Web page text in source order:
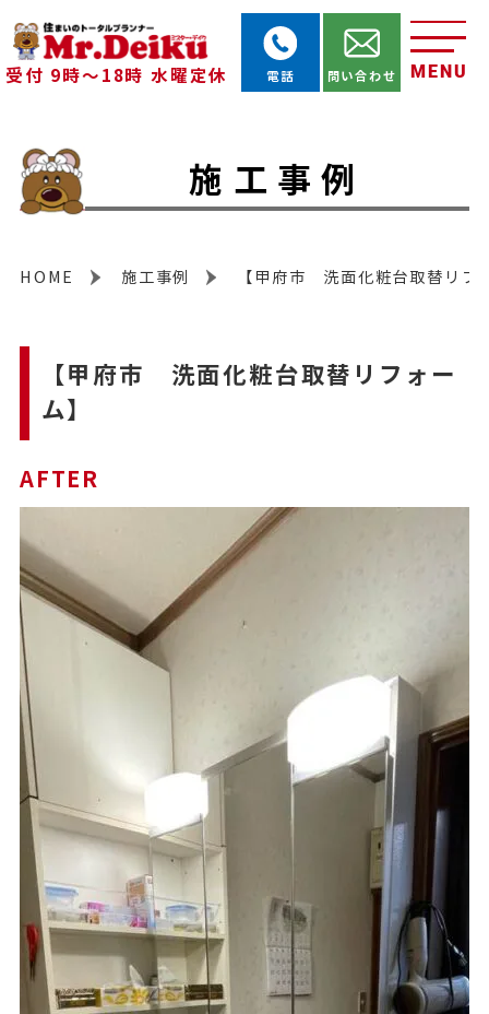
受付 9時～18時 水曜定休 MENU
電話 問い合わせ
施工事例
HOME 施工事例 【甲府市 洗面化粧台取替リフ
【甲府市 洗面化粧台取替リフォー
ム】
AFTER